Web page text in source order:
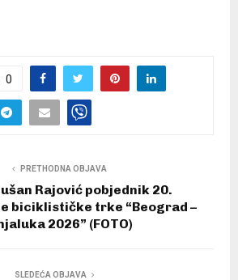
0
PRETHODNA OBJAVA
Rajović pobjednik 20.
biciklističke trke “Beograd –
2026” (FOTO)
SLEDEĆA OBJAVA